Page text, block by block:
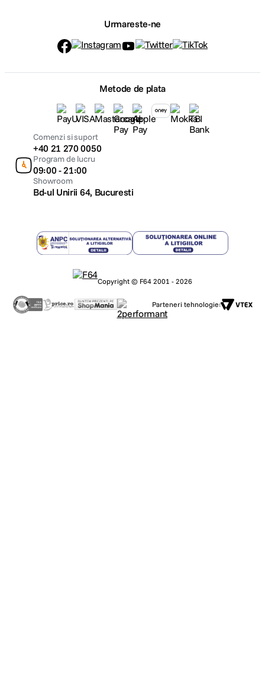
Urmareste-ne
Metode de plata
Comenzi si suport
+40 21 270 0050
Program de lucru
09:00 - 21:00
Showroom
Bd-ul Unirii 64, Bucuresti
Copyright © F64 2001 - 2026
Parteneri tehnologie: